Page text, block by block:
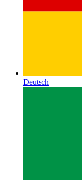
Deutsch